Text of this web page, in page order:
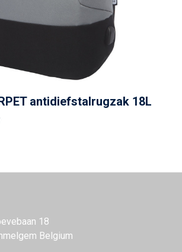
antidiefstalrugzak 18L
18
Belgium